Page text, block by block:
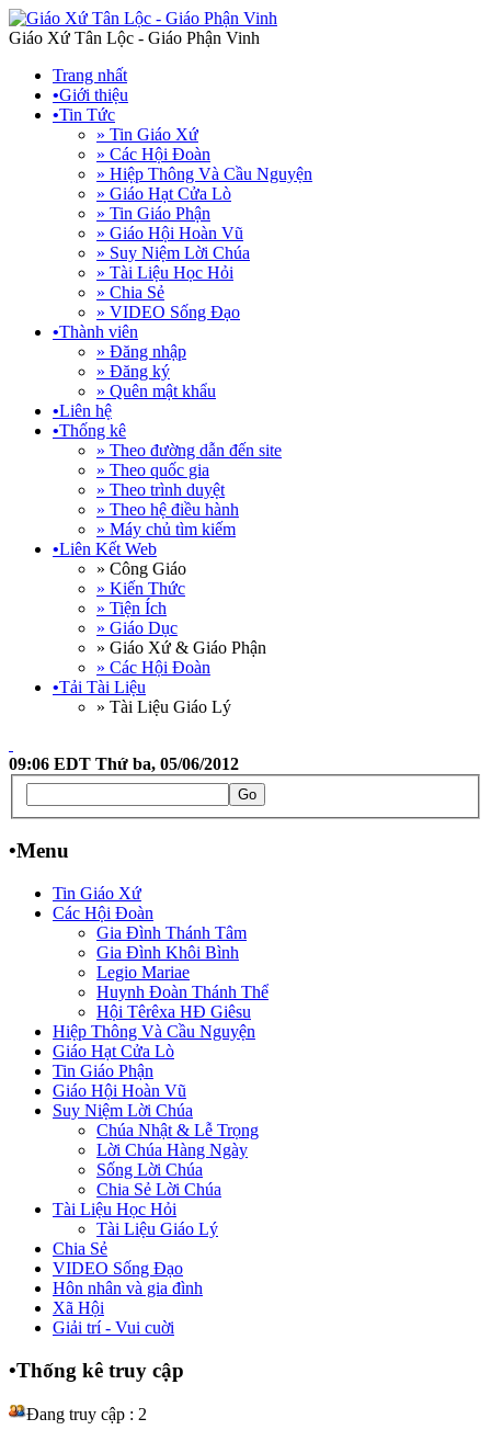
Giáo Xứ Tân Lộc - Giáo Phận Vinh
Trang nhất
•Giới thiệu
•Tin Tức
» Tin Giáo Xứ
» Các Hội Đoàn
» Hiệp Thông Và Cầu Nguyện
» Giáo Hạt Cửa Lò
» Tin Giáo Phận
» Giáo Hội Hoàn Vũ
» Suy Niệm Lời Chúa
» Tài Liệu Học Hỏi
» Chia Sẻ
» VIDEO Sống Đạo
•Thành viên
» Đăng nhập
» Đăng ký
» Quên mật khẩu
•Liên hệ
•Thống kê
» Theo đường dẫn đến site
» Theo quốc gia
» Theo trình duyệt
» Theo hệ điều hành
» Máy chủ tìm kiếm
•Liên Kết Web
» Công Giáo
» Kiến Thức
» Tiện Ích
» Giáo Dục
» Giáo Xứ & Giáo Phận
» Các Hội Đoàn
•Tải Tài Liệu
» Tài Liệu Giáo Lý
09:06 EDT Thứ ba, 05/06/2012
•Menu
Tin Giáo Xứ
Các Hội Đoàn
Gia Đình Thánh Tâm
Gia Đình Khôi Bình
Legio Mariae
Huynh Đoàn Thánh Thể
Hội Têrêxa HĐ Giêsu
Hiệp Thông Và Cầu Nguyện
Giáo Hạt Cửa Lò
Tin Giáo Phận
Giáo Hội Hoàn Vũ
Suy Niệm Lời Chúa
Chúa Nhật & Lễ Trọng
Lời Chúa Hàng Ngày
Sống Lời Chúa
Chia Sẻ Lời Chúa
Tài Liệu Học Hỏi
Tài Liệu Giáo Lý
Chia Sẻ
VIDEO Sống Đạo
Hôn nhân và gia đình
Xã Hội
Giải trí - Vui cuời
•Thống kê truy cập
Đang truy cập : 2